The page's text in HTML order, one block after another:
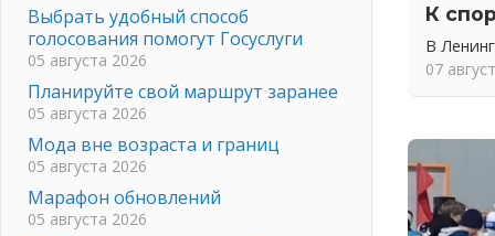
К
В
07
Выбрать удобный способ
голосования помогут Госуслуги
05 августа 2026
Планируйте свой маршрут заранее
05 августа 2026
Мода вне возраста и границ
05 августа 2026
Марафон обновлений
05 августа 2026